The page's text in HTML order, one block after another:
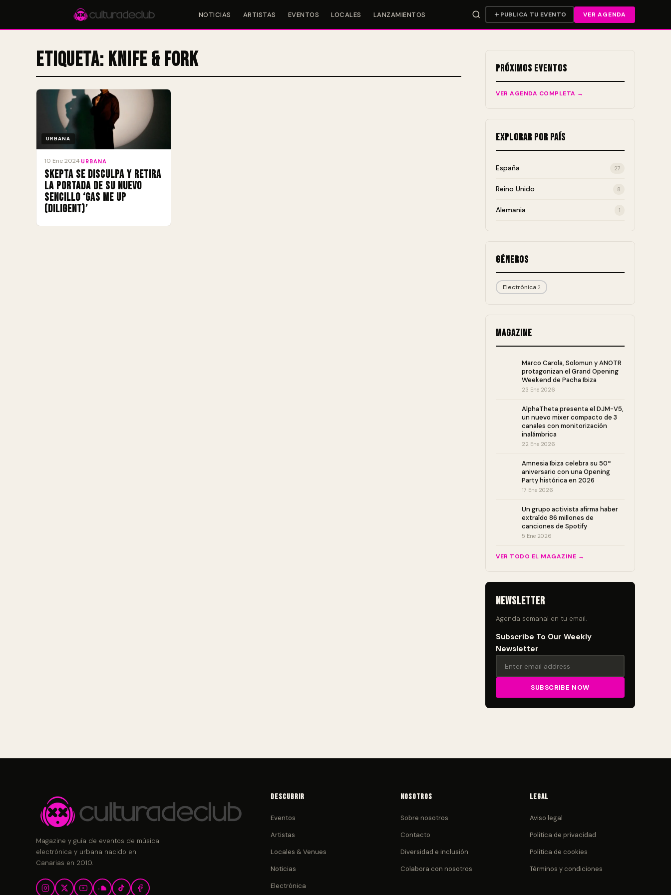
NOTICIAS ARTISTAS EVENTOS LOCALES LANZAMIENTOS PUBLICA TU EVENTO VER AGENDA
Accesos rápidos:
Etiqueta: Knife & Fork
URBANA
10 Ene 2024 URBANA
Skepta se disculpa y retira
la portada de su nuevo
sencillo ‘Gas Me Up
(Diligent)’
Próximos Eventos
VER AGENDA COMPLETA →
Explorar por País
España 27
Reino Unido 8
Alemania 1
Géneros
Electrónica 2
Magazine
Marco Carola, Solomun y ANOTR
protagonizan el Grand Opening
Weekend de Pacha Ibiza
23 Ene 2026
AlphaTheta presenta el DJM-V5,
un nuevo mixer compacto de 3
canales con monitorización
inalámbrica
22 Ene 2026
Amnesia Ibiza celebra su 50º
aniversario con una Opening
Party histórica en 2026
17 Ene 2026
Un grupo activista afirma haber
extraído 86 millones de
canciones de Spotify
5 Ene 2026
VER TODO EL MAGAZINE →
Newsletter
Agenda semanal en tu email.
Subscribe To Our Weekly
Newsletter
Magazine y guía de eventos de música
electrónica y urbana nacido en
Canarias en 2010.
Descubrir
Eventos
Artistas
Locales & Venues
Noticias
Electrónica
Nosotros
Sobre nosotros
Contacto
Diversidad e inclusión
Colabora con nosotros
Legal
Aviso legal
Política de privacidad
Política de cookies
Términos y condiciones